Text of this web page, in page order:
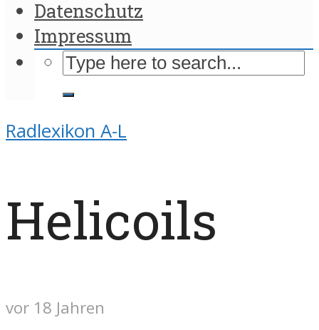
Datenschutz
Impressum
Radlexikon A-L
Helicoils
vor 18 Jahren